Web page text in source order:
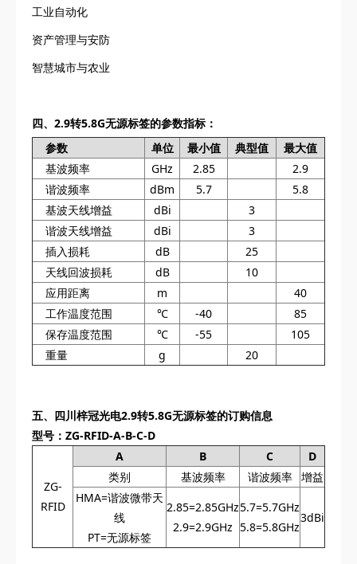
工业自动化
资产管理与安防
智慧城市与农业
四、2.9转5.8G无源标签的参数指标：
参数
单位 最小值 典型值
最大值
基波频率
GHz 2.85
2.9
谐波频率
dBm 5.7
5.8
基波天线增益
dBi
3
谐波天线增益
dBi
3
插入损耗
dB
25
天线回波损耗
dB
10
应用距离
m
40
工作温度范围
℃ -40
85
保存温度范围
℃ -55
105
重量
g 20
五、 四川梓冠光电2.9转5.8G无源标签的订购信息
型号：ZG-RFID-A-B-C-D
ZG-
RFID
A B C
D
类别
基波频率 谐波频率
增益
HMA=谐波微带天
线
PT=无源标签
2.85=2.85GHz
2.9=2.9GHz
5.7=5.7GHz
5.8=5.8GHz
3dBi‌